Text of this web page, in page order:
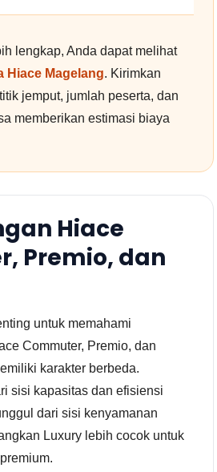
lengkap, Anda dapat melihat
Hiace Magelang. Kirimkan
jemput, jumlah peserta, dan
memberikan estimasi biaya
Hiace
Premio, dan
untuk memahami
Commuter, Premio, dan
karakter berbeda.
sisi kapasitas dan efisiensi
dari sisi kenyamanan
Luxury lebih cocok untuk